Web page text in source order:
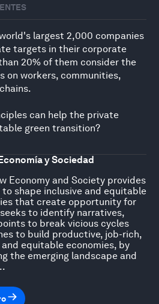
largest 2,000 companies
targets in their corporate
20% of them consider the
on workers, communities,
can help the private
green transition?
y Sociedad
Economy and Society provides
shape inclusive and equitable
that create opportunity for
seeks to identify narratives,
to break vicious cycles
to build productive, job-rich,
equitable economies, by
the emerging landscape and